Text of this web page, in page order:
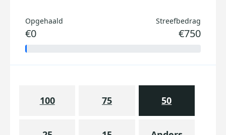
Opgehaald
€0
Streefbedrag
€750
100 75 50